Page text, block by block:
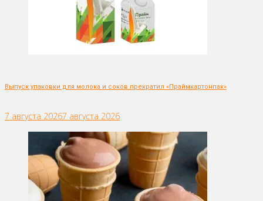
Выпуск упаковки для молока и соков прекратил «Праймкартонпак»
7 августа 20267 августа 2026